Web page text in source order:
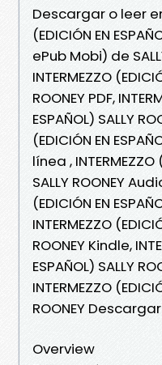
Descargar o leer
(EDICIÓN EN
ePub Mobi) de
INTERMEZZO
ROONEY PDF,
ESPAÑOL) SALLY
(EDICIÓN EN
línea , INTERMEZZO
SALLY ROONEY
(EDICIÓN EN
INTERMEZZO
ROONEY Kindle,
ESPAÑOL) SALLY
INTERMEZZO
ROONEY
Overview